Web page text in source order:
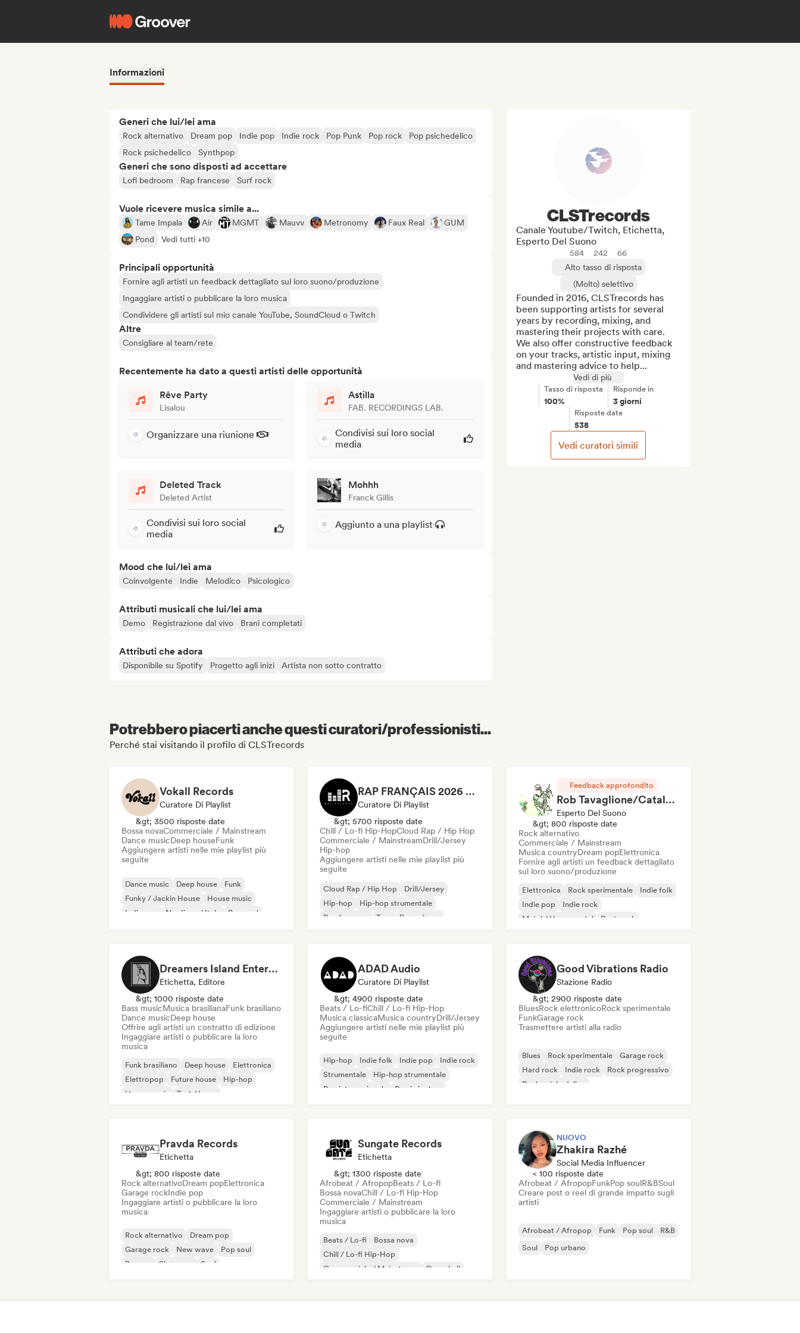
Informazioni
Generi che lui/lei ama
Rock alternativo Dream pop Indie pop Indie rock Pop Punk Pop rock
Pop psichedelico
Rock psichedelico
Synthpop
Generi che sono disposti ad accettare
Lofi bedroom Rap francese Surf rock
Vuole ricevere musica simile a...
Tame Impala Air MGMT Mauvv Metronomy Faux Real
GUM
Pond
Vedi tutti +10
Principali opportunità
Fornire agli artisti un feedback dettagliato sul loro suono/produzione
Ingaggiare artisti o pubblicare la loro musica
Condividere gli artisti sul mio canale YouTube, SoundCloud o Twitch
Altre
Consigliare al team/rete
Recentemente ha dato a questi artisti delle opportunità
Rêve Party
Lisalou
Organizzare una riunione
Astilla
FAB. RECORDINGS LAB.
Condivisi sui loro social
media
Deleted Track
Deleted Artist
Condivisi sui loro social
media
Mohhh
Franck Gillis
Aggiunto a una playlist
Mood che lui/lei ama
Coinvolgente Indie Melodico Psicologico
Attributi musicali che lui/lei ama
Demo Registrazione dal vivo Brani completati
Attributi che adora
Disponibile su Spotify Progetto agli inizi Artista non sotto contratto
CLSTrecords
Canale Youtube/Twitch, Etichetta,
Esperto Del Suono
584 242
66
Alto tasso di risposta
(Molto) selettivo
Founded in 2016, CLSTrecords has
been supporting artists for several
years by recording, mixing, and
mastering their projects with care.
We also offer constructive feedback
on your tracks, artistic input, mixing
and mastering advice to help...
Vedi di più
Tasso di risposta
100%
Risponde in
3 giorni
Risposte date
538
Vedi curatori simili
Potrebbero piacerti anche questi curatori/professionisti...
Perché stai visitando il profilo di CLSTrecords
Vokall Records
Curatore Di Playlist
&gt; 3500 risposte date
Bossa novaCommerciale / Mainstream
Dance musicDeep houseFunk
Aggiungere artisti nelle mie playlist più
seguite
Dance music Deep house
Funk
Funky / Jackin House
House music
Indie pop
Nu-disco / Italo Pop soul
RAP FRANÇAIS 2026 🔥🇫🇷 (Way Records)
Curatore Di Playlist
&gt; 5700 risposte date
Chill / Lo-fi Hip-HopCloud Rap / Hip Hop
Commerciale / MainstreamDrill/Jersey
Hip-hop
Aggiungere artisti nelle mie playlist più
seguite
Cloud Rap / Hip Hop
Drill/Jersey
Hip-hop
Hip-hop strumentale
Rap francese
Trap
Pop urbano
Feedback approfondito
Rob Tavaglione/Catalyst Recording
Esperto Del Suono
&gt; 800 risposte date
Rock alternativo
Commerciale / Mainstream
Musica countryDream popElettronica
Fornire agli artisti un feedback dettagliato
sul loro suono/produzione
Elettronica Rock sperimentale
Indie folk
Indie pop
Indie rock
Metal / Heavy metal
Post punk
Dreamers Island Entertainment
Etichetta, Editore
&gt; 1000 risposte date
Bass musicMusica brasilianaFunk brasiliano
Dance musicDeep house
Offrire agli artisti un contratto di edizione
Ingaggiare artisti o pubblicare la loro
musica
Funk brasiliano Deep house
Elettronica
Elettropop
Future house
Hip-hop
House music
Tech House
ADAD Audio
Curatore Di Playlist
&gt; 4900 risposte date
Beats / Lo-fiChill / Lo-fi Hip-Hop
Musica classicaMusica countryDrill/Jersey
Aggiungere artisti nelle mie playlist più
seguite
Hip-hop Indie folk Indie pop
Indie rock
Strumentale
Hip-hop strumentale
Rap internazionale
Rap in inglese
Good Vibrations Radio
Stazione Radio
&gt; 2900 risposte date
BluesRock elettronicoRock sperimentale
FunkGarage rock
Trasmettere artisti alla radio
Blues Rock sperimentale
Garage rock
Hard rock
Indie rock
Rock progressivo
Rock psichedelico
Pravda Records
Etichetta
&gt; 800 risposte date
Rock alternativoDream popElettronica
Garage rockIndie pop
Ingaggiare artisti o pubblicare la loro
musica
Rock alternativo
Dream pop
Garage rock
New wave
Pop soul
Reggae
Shoegaze Soul
Sungate Records
Etichetta
&gt; 1300 risposte date
Afrobeat / AfropopBeats / Lo-fi
Bossa novaChill / Lo-fi Hip-Hop
Commerciale / Mainstream
Ingaggiare artisti o pubblicare la loro
musica
Beats / Lo-fi
Bossa nova
Chill / Lo-fi Hip-Hop
Commerciale / Mainstream
Dancehall
NUOVO
Zhakira Razhé
Social Media Influencer
< 100 risposte date
Afrobeat / AfropopFunkPop soulR&BSoul
Creare post o reel di grande impatto sugli
artisti
Afrobeat / Afropop Funk Pop soul
R&B
Soul
Pop urbano